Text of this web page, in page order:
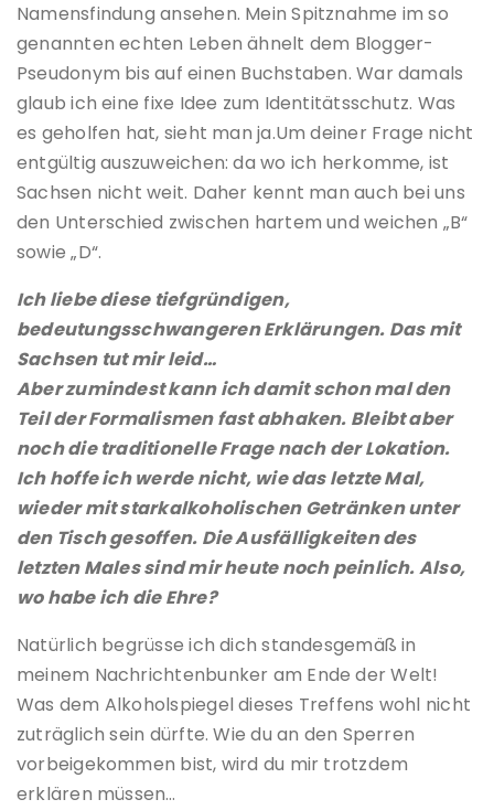
Namensfindung ansehen. Mein Spitznahme im so
genannten echten Leben ähnelt dem Blogger-
Pseudonym bis auf einen Buchstaben. War damals
glaub ich eine fixe Idee zum Identitätsschutz. Was
es geholfen hat, sieht man ja.Um deiner Frage nicht
entgültig auszuweichen: da wo ich herkomme, ist
Sachsen nicht weit. Daher kennt man auch bei uns
den Unterschied zwischen hartem und weichen „B“
sowie „D“.
Ich liebe diese tiefgründigen,
bedeutungsschwangeren Erklärungen. Das mit
Sachsen tut mir leid…
Aber zumindest kann ich damit schon mal den
Teil der Formalismen fast abhaken. Bleibt aber
noch die traditionelle Frage nach der Lokation.
Ich hoffe ich werde nicht, wie das letzte Mal,
wieder mit starkalkoholischen Getränken unter
den Tisch gesoffen. Die Ausfälligkeiten des
letzten Males sind mir heute noch peinlich. Also,
wo habe ich die Ehre?
Natürlich begrüsse ich dich standesgemäß in
meinem Nachrichtenbunker am Ende der Welt!
Was dem Alkoholspiegel dieses Treffens wohl nicht
zuträglich sein dürfte. Wie du an den Sperren
vorbeigekommen bist, wird du mir trotzdem
erklären müssen…